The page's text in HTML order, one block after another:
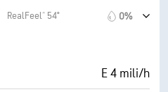
0%
RealFeel® 54° 0%
E 4 mili/h